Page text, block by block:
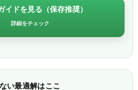
イドを見る（保存推奨）
詳細をチェック
い最適解はここ